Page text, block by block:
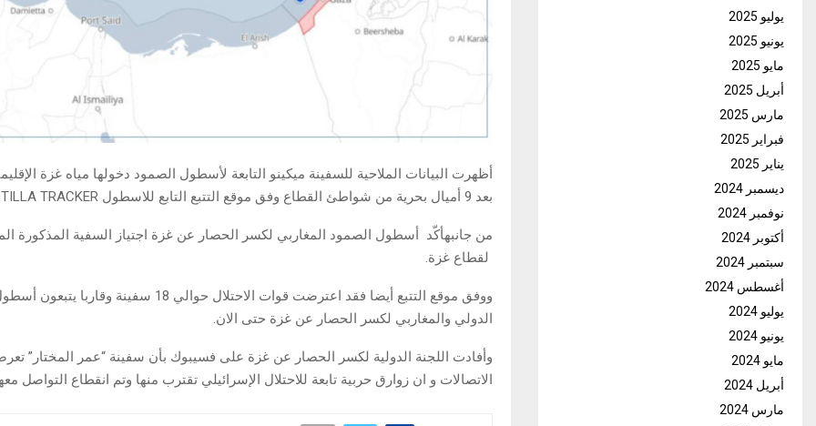
أظهرت البيانات الملاحية للسفينة ميكينو التابعة لأسطول الصمود دخولها مياه غزة
بعد 9 أميال بحرية من شواطئ القطاع وفق موقع التتبع التابع للاسطول FLOTILLA TRACKER.
من جانبهأكّد أسطول الصمود المغاربي لكسر الحصار عن غزة اجتياز السفية المذكورة
لقطاع غزة.
ووفق موقع التتبع أيضا فقد اعترضت قوات الاحتلال حوالي 18 سفينة
الدولي والمغاربي لكسر الحصار عن غزة حتى الان.
وأفادت اللجنة الدولية لكسر الحصار عن غزة على فسيبوك بأن سفينة “عمر المختار”
الاتصالات و ان زوارق حربية تابعة للاحتلال الإسرائيلي تقترب منها وتم انقطاع التواصل
يوليو 2025
يونيو 2025
مايو 2025
أبريل 2025
مارس 2025
فبراير 2025
يناير 2025
ديسمبر 2024
نوفمبر 2024
أكتوبر 2024
سبتمبر 2024
أغسطس 2024
يوليو 2024
يونيو 2024
مايو 2024
أبريل 2024
مارس 2024